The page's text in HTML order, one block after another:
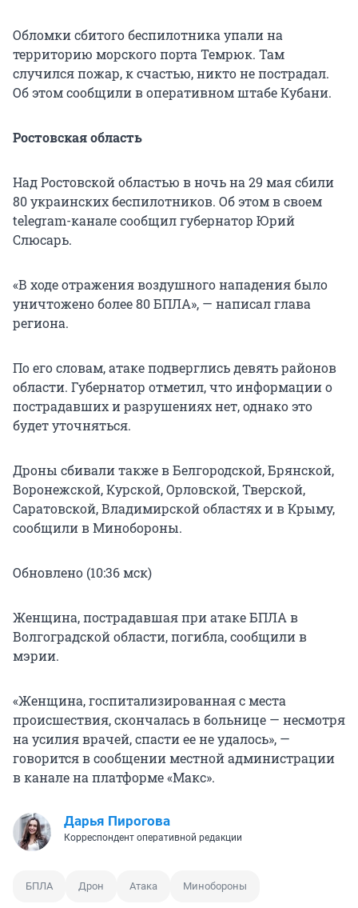
Обломки сбитого беспилотника упали на
территорию морского порта Темрюк. Там
случился пожар, к счастью, никто не пострадал.
Об этом сообщили в оперативном штабе Кубани.
Ростовская область
Над Ростовской областью в ночь на 29 мая сбили
80 украинских беспилотников. Об этом в своем
telegram-канале сообщил губернатор Юрий
Слюсарь.
«В ходе отражения воздушного нападения было
уничтожено более 80 БПЛА», — написал глава
региона.
По его словам, атаке подверглись девять районов
области. Губернатор отметил, что информации о
пострадавших и разрушениях нет, однако это
будет уточняться.
Дроны сбивали также в Белгородской, Брянской,
Воронежской, Курской, Орловской, Тверской,
Саратовской, Владимирской областях и в Крыму,
сообщили в Минобороны.
Обновлено (10:36 мск)
Женщина, пострадавшая при атаке БПЛА в
Волгоградской области, погибла, сообщили в
мэрии.
«Женщина, госпитализированная с места
происшествия, скончалась в больнице — несмотря
на усилия врачей, спасти ее не удалось», —
говорится в сообщении местной администрации
в канале на платформе «Макс».
Дарья Пирогова
Корреспондент оперативной редакции
БПЛА Дрон Атака Минобороны